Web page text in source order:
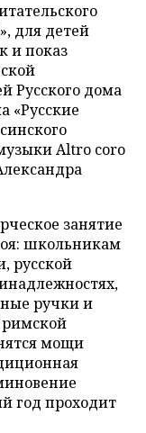
для детей
и показ
Русского дома
«Русские
Altro coro
занятие
школьникам
русской
ручки и
мощи
год проходит